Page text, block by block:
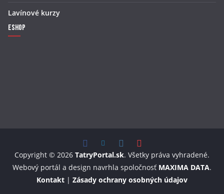
Lavínové kurzy
Eshop
Copyright © 2026 TatryPortal.sk. Všetky práva vyhradené.
Webový portál a design navrhla spoločnosť MAXIMA DATA.
Kontakt | Zásady ochrany osobných údajov